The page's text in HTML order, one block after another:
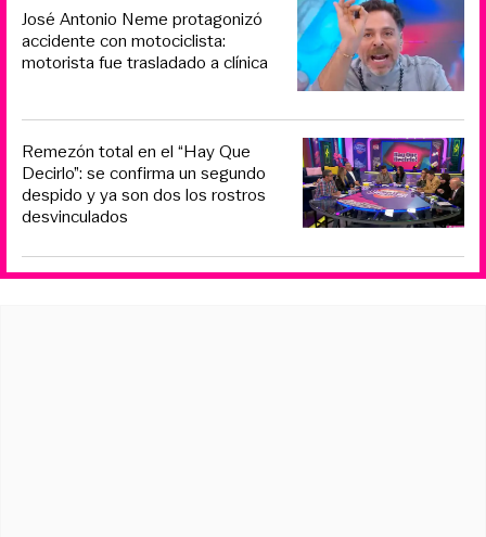
José Antonio Neme protagonizó
accidente con motociclista:
motorista fue trasladado a clínica
Remezón total en el “Hay Que
Decirlo”: se confirma un segundo
despido y ya son dos los rostros
desvinculados